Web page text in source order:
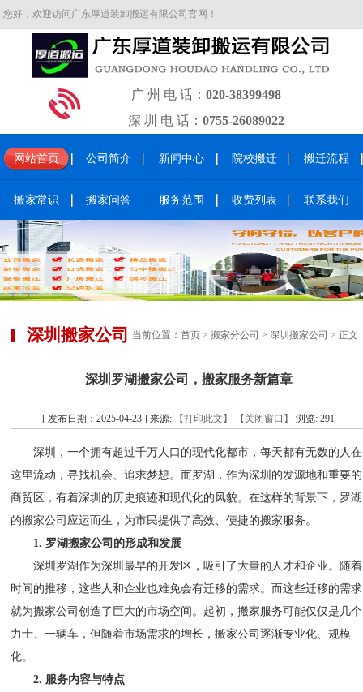
您好，欢迎访问广东厚道装卸搬运有限公司官网！
广 州 电 话： 020-38399498
深 圳 电 话： 0755-26089022
网站首页 公司简介 新闻中心 院校搬迁 搬迁流程
搬家常识 搬家问答 服务范围 收费列表 联系我们
深圳搬家公司 当前位置：首页 >搬家分公司 >深圳搬家公司 > 正文
深圳罗湖搬家公司，搬家服务新篇章
[ 发布日期：2025-04-23 ] 来源: 【打印此文】 【关闭窗口】 浏览:291
深圳，一个拥有超过千万人口的现代化都市，每天都有无数的人在
这里流动，寻找机会、追求梦想。而罗湖，作为深圳的发源地和重要的
商贸区，有着深圳的历史痕迹和现代化的风貌。在这样的背景下，罗湖
的搬家公司应运而生，为市民提供了高效、便捷的搬家服务。
1. 罗湖搬家公司的形成和发展
深圳罗湖作为深圳最早的开发区，吸引了大量的人才和企业。随着
时间的推移，这些人和企业也难免会有迁移的需求。而这些迁移的需求
就为搬家公司创造了巨大的市场空间。起初，搬家服务可能仅仅是几个
力士、一辆车，但随着市场需求的增长，搬家公司逐渐专业化、规模
化。
2. 服务内容与特点